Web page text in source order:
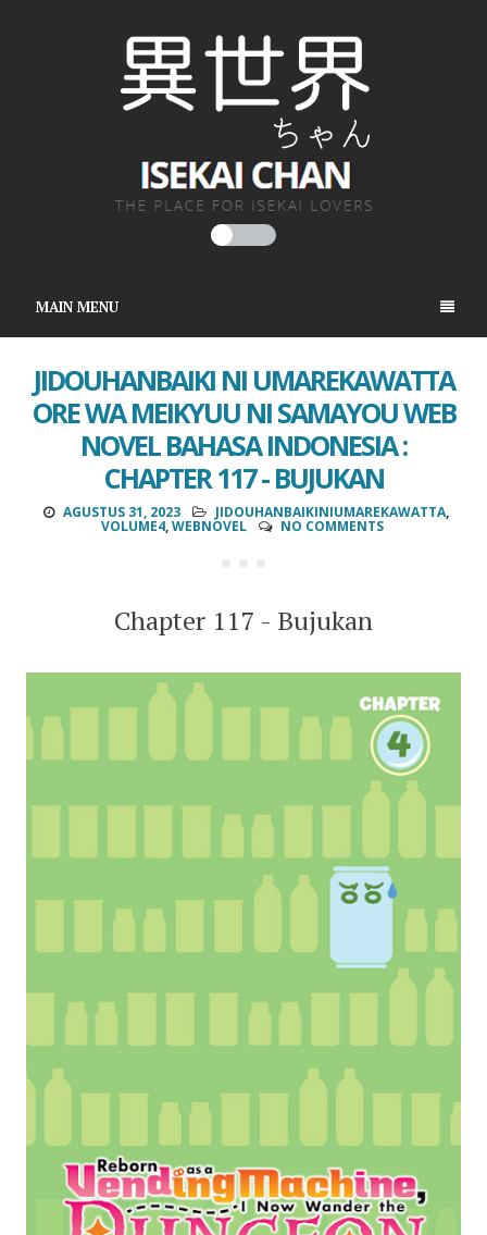
MAIN MENU
JIDOUHANBAIKI NI UMAREKAWATTA
ORE WA MEIKYUU NI SAMAYOU WEB
NOVEL BAHASA INDONESIA :
CHAPTER 117 - BUJUKAN
AGUSTUS 31, 2023 JIDOUHANBAIKINIUMAREKAWATTA,
VOLUME4,WEBNOVEL NO COMMENTS
Chapter 117 - Bujukan